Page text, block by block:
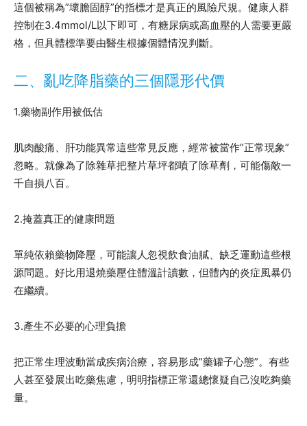
這個被稱為”壞膽固醇”的指標才是真正的風險尺規。健康人群
控制在3.4mmol/L以下即可，有糖尿病或高血壓的人需要更嚴
格，但具體標準要由醫生根據個體情況判斷。
二、亂吃降脂藥的三個隱形代價
1.藥物副作用被低估
肌肉酸痛、肝功能異常這些常見反應，經常被當作”正常現象”
忽略。就像為了除雜草把整片草坪都噴了除草劑，可能傷敵一
千自損八百。
2.掩蓋真正的健康問題
單純依賴藥物降壓，可能讓人忽視飲食油膩、缺乏運動這些根
源問題。好比用退燒藥壓住體溫計讀數，但體內的炎症風暴仍
在繼續。
3.產生不必要的心理負擔
把正常生理波動當成疾病治療，容易形成”藥罐子心態”。有些
人甚至發展出吃藥焦慮，明明指標正常還總懷疑自己沒吃夠藥
量。